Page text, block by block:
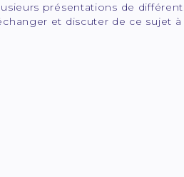
présentations de
et discuter de ce sujet à